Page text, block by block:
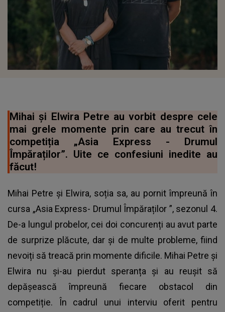
Mihai și Elwira Petre au vorbit despre cele
mai grele momente prin care au trecut în
competiția „Asia Express - Drumul
Împăraților”. Uite ce confesiuni inedite au
făcut!
Mihai Petre și Elwira, soția sa, au pornit împreună în
cursa „Asia Express- Drumul Împăraților ”, sezonul 4.
De-a lungul probelor, cei doi concurenți au avut parte
de surprize plăcute, dar și de multe probleme, fiind
nevoiți să treacă prin momente dificile. Mihai Petre și
Elwira nu și-au pierdut speranța și au reușit să
depășească împreună fiecare obstacol din
competiție. În cadrul unui interviu oferit pentru